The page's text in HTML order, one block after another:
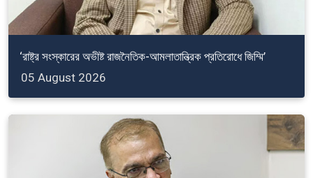
‘রাষ্ট্র সংস্কারের অভীষ্ট রাজনৈতিক-আমলাতান্ত্রিক প্রতিরোধে জিম্মি’
05 August 2026